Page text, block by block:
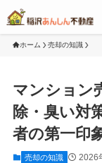
ホーム 売却の知識
マンション
除・臭い対
者の第一印
売却の知識 2026